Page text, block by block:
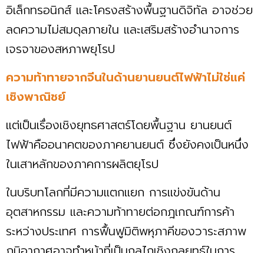
อิเล็กทรอนิกส์ และโครงสร้างพื้นฐานดิจิทัล อาจช่วย
ลดความไม่สมดุลภายใน และเสริมสร้างอำนาจการ
เจรจาของสหภาพยุโรป
ความท้าทายจากจีนในด้านยานยนต์ไฟฟ้าไม่ใช่แค่
เชิงพาณิชย์
แต่เป็นเรื่องเชิงยุทธศาสตร์โดยพื้นฐาน ยานยนต์
ไฟฟ้าคืออนาคตของภาคยานยนต์ ซึ่งยังคงเป็นหนึ่ง
ในเสาหลักของภาคการผลิตยุโรป
ในบริบทโลกที่มีความแตกแยก การแข่งขันด้าน
อุตสาหกรรม และความท้าทายต่อกฎเกณฑ์การค้า
ระหว่างประเทศ การฟื้นฟูมิติพหุภาคีของวาระสภาพ